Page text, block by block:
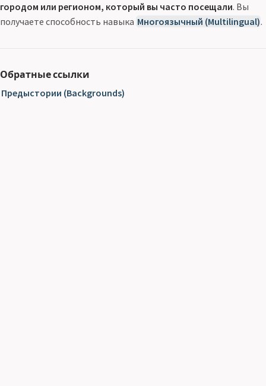
городом или регионом, который вы часто посещали. Вы
получаете способность навыка Многоязычный (Multilingual).
Обратные ссылки
Предыстории (Backgrounds)